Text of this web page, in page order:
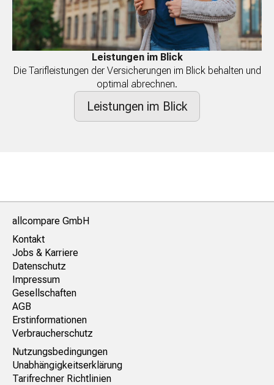
Leistungen im Blick
Die Tarifleistungen der Versicherungen im Blick behalten und
optimal abrechnen.
Leistungen im Blick
allcompare GmbH
Kontakt
Jobs & Karriere
Datenschutz
Impressum
Gesellschaften
AGB
Erstinformationen
Verbraucherschutz
Nutzungsbedingungen
Unabhängigkeitserklärung
Tarifrechner Richtlinien